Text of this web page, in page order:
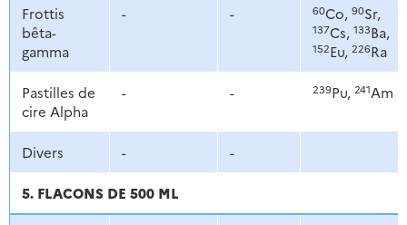
Frottis
bêta-
gamma
- - 60Co, 90Sr,
137Cs, 133Ba,
152Eu, 226Ra
Pastilles de
cire Alpha
- - 239Pu, 241Am
Divers - -
5. FLACONS DE 500 ML